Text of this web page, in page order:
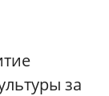
за